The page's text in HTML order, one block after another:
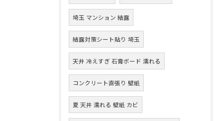
埼玉 マンション 結露
結露対策シート貼り 埼玉
天井 冷えすぎ 石膏ボード 濡れる
コンクリート直張り 壁紙
夏 天井 濡れる 壁紙 カビ